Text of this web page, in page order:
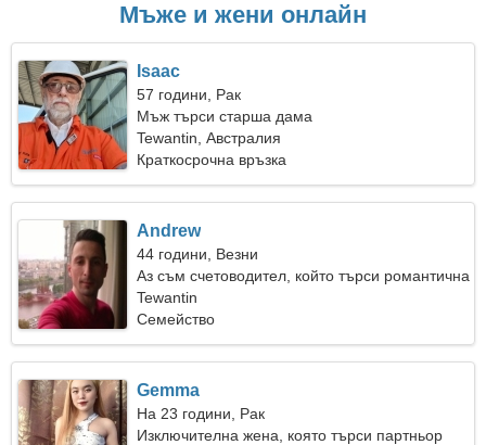
Мъже и жени онлайн
Isaac
57 години, Рак
Мъж търси старша дама
Tewantin, Австралия
Краткосрочна връзка
Andrew
44 години, Везни
Аз съм счетоводител, който търси романтична
жена
Tewantin
Семейство
Gemma
На 23 години, Рак
Изключителна жена, която търси партньор